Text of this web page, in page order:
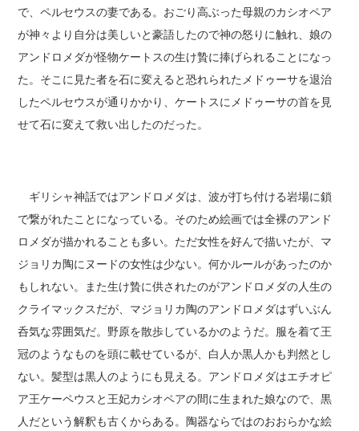
で、ペルセウスの妻である。おごり高ぶった母親のカシオペア
が神々より自分は美しいと豪語したので神の怒りに触れ、娘の
アンドロメダが怪物ケートスの生け贄に捧げられることになっ
た。そこに見た者を石に変えると恐れられたメドゥーサを退治
したペルセウスが通りかかり、ケートスにメドゥーサの首を見
せて石に変えて救い出したのだった。
ギリシャ神話ではアンドロメダは、波が打ち付ける岩場に鎖
で繋がれたことになっている。そのため絵画では全裸のアンド
ロメダが描かれることも多い。ただ女性を好んで描いたが、マ
ジョリカ陶にヌードの女性は少ない。何かルールがあったのか
もしれない。また生け贄に供されたのがアンドロメダの人生の
クライマックスだが、マジョリカ陶のアンドロメダはずいぶん
呑気な雰囲気だ。野原を散歩しているかのようだ。服を着て王
冠のようなものを頭に載せているが、白人か黒人かも判然とし
ない。髪型は黒人のようにも見える。アンドロメダはエチオピ
ア王ケーペウスと王妃カシオペアの間に生まれた娘なので、黒
人だという解釈も古くからある。陶器ならではのおおらかな絵